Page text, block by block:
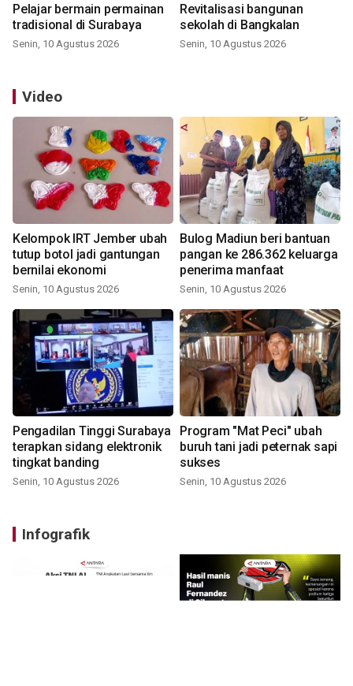
Pelajar bermain permainan
tradisional di Surabaya
Senin, 10 Agustus 2026
Revitalisasi bangunan
sekolah di Bangkalan
Senin, 10 Agustus 2026
Video
Kelompok IRT Jember ubah
tutup botol jadi gantungan
bernilai ekonomi
Senin, 10 Agustus 2026
Bulog Madiun beri bantuan
pangan ke 286.362 keluarga
penerima manfaat
Senin, 10 Agustus 2026
Pengadilan Tinggi Surabaya
terapkan sidang elektronik
tingkat banding
Senin, 10 Agustus 2026
Program "Mat Peci" ubah
buruh tani jadi peternak sapi
sukses
Senin, 10 Agustus 2026
Infografik